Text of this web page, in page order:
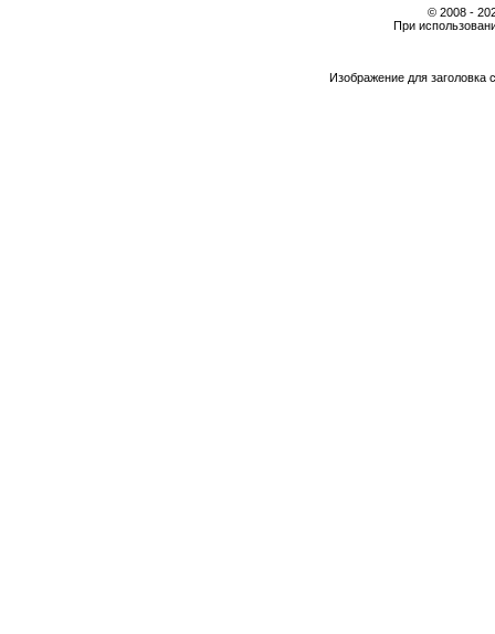
© 2008 -
При
Изображение для